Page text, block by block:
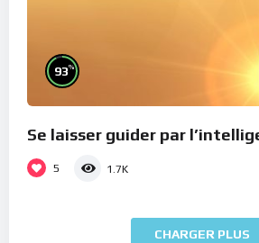
93%
Se laisser guider par
5 1.7K
CHARGER PLUS